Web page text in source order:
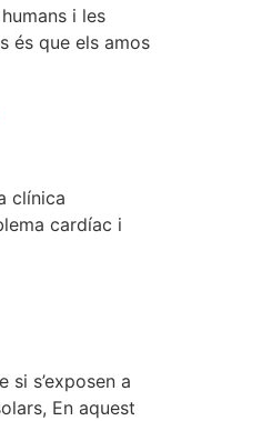
i les
és que els amos
clínica
cardíac i
s’exposen a
En aquest